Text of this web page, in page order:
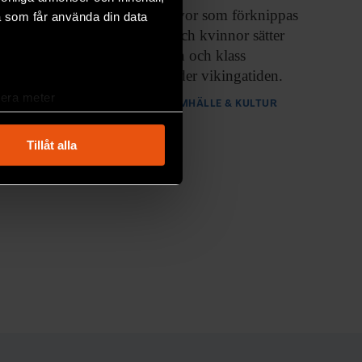
får använda din data
meter
. Du kan ändra
funktioner för
information från din enhet
tjänster.
Tillåt alla
En grav med
gåvor som förknippas
med både män och kvinnor sätter
fokus på hur kön och klass
manifesterats under vikingatiden.
SAMHÄLLE & KULTUR